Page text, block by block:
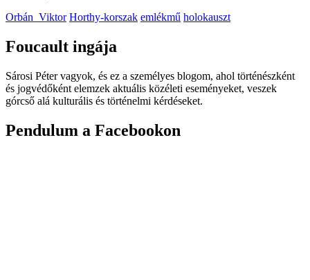
Orbán_Viktor Horthy-korszak emlékmű holokauszt
Foucault ingája
Sárosi Péter vagyok, és ez a személyes blogom, ahol történészként
és jogvédőként elemzek aktuális közéleti eseményeket, veszek
górcső alá kulturális és történelmi kérdéseket.
Pendulum a Facebookon